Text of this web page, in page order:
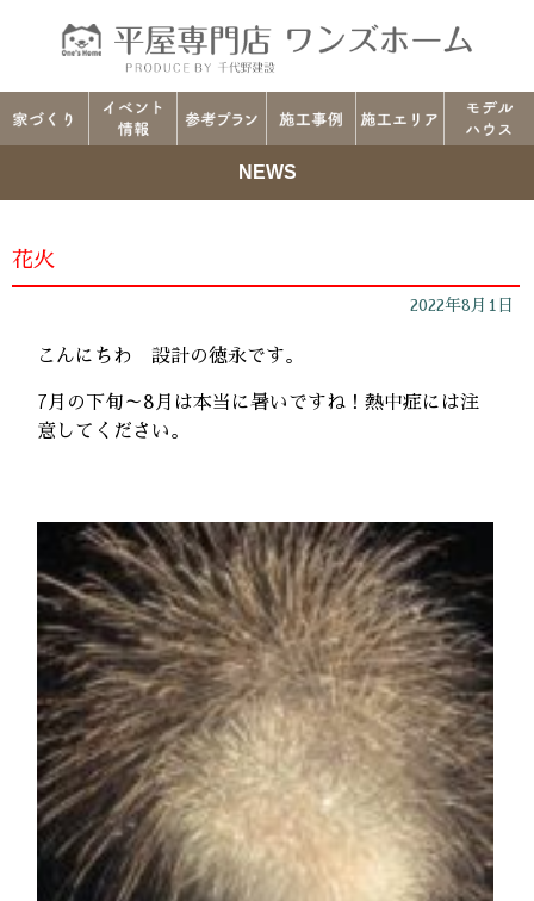
NEWS
花火
2022年8月1日
こんにちわ 設計の徳永です。
7月の下旬～8月は本当に暑いですね！熱中症には注
意してください。